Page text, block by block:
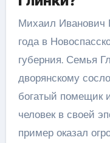
Михаил Иванович
года в
губерния. Семья
дворянскому
богатый помещик
человек в своей
пример оказал